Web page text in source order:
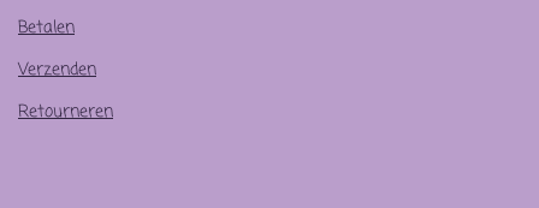
Betalen
Verzenden
Retourneren